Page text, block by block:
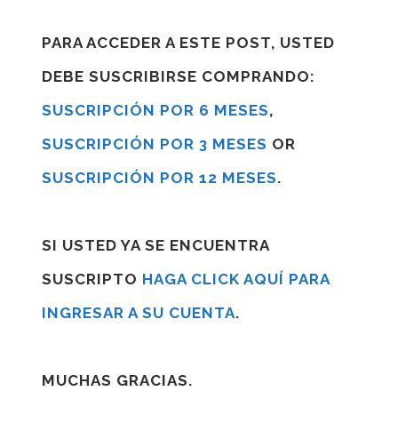
PARA ACCEDER A ESTE POST, USTED
DEBE SUSCRIBIRSE COMPRANDO:
SUSCRIPCIÓN POR 6 MESES,
SUSCRIPCIÓN POR 3 MESES OR
SUSCRIPCIÓN POR 12 MESES.
SI USTED YA SE ENCUENTRA
SUSCRIPTO HAGA CLICK AQUÍ PARA
INGRESAR A SU CUENTA.
MUCHAS GRACIAS.